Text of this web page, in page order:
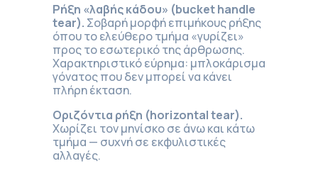
Ρήξη «λαβήςκάδου» (bucket handle
tear). Σοβαρή μορφή επιμήκους ρήξης
όπου το ελεύθερο τμήμα «γυρίζει»
προς το εσωτερικό της άρθρωσης.
Χαρακτηριστικό εύρημα: μπλοκάρισμα
γόνατος που δεν μπορεί να κάνει
πλήρη έκταση.
Οριζόντια ρήξη (horizontal tear).
Χωρίζει τον μηνίσκο σε άνω και κάτω
τμήμα — συχνή σε εκφυλιστικές
αλλαγές.